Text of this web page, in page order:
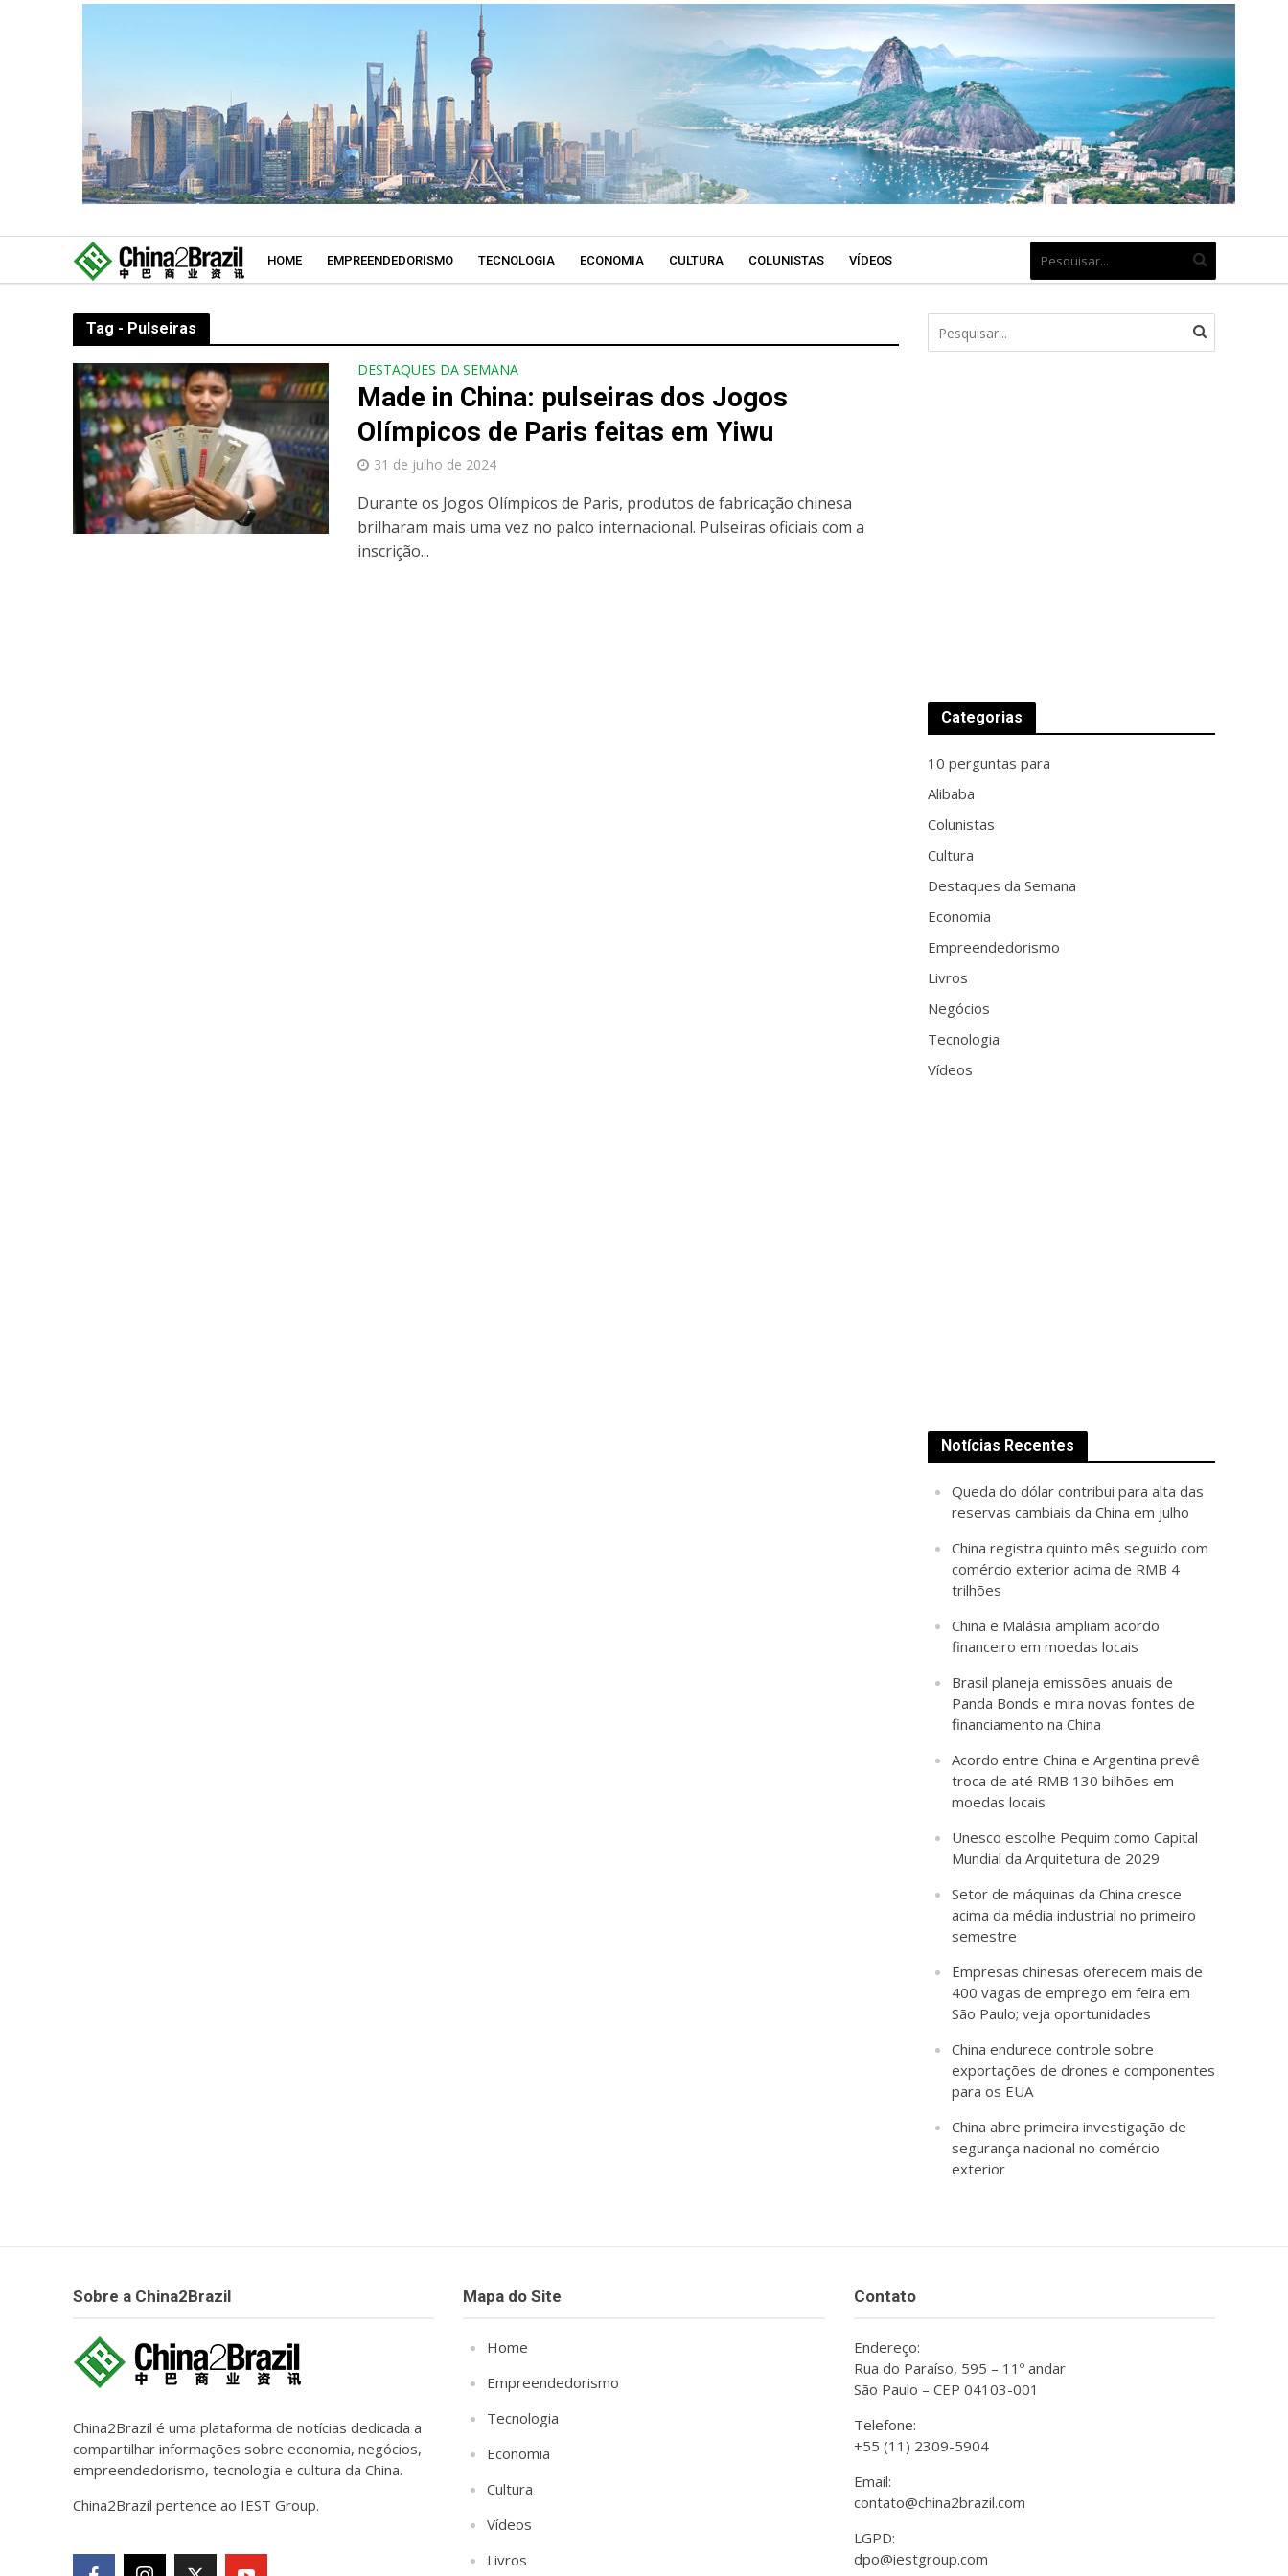
HOME EMPREENDEDORISMO TECNOLOGIA ECONOMIA CULTURA COLUNISTAS VÍDEOS
Tag - Pulseiras
DESTAQUES DA SEMANA
Made in China: pulseiras dos Jogos
Olímpicos de Paris feitas em Yiwu
31 de julho de 2024
Durante os Jogos Olímpicos de Paris, produtos de fabricação chinesa
brilharam mais uma vez no palco internacional. Pulseiras oficiais com a
inscrição...
Categorias
10 perguntas para
Alibaba
Colunistas
Cultura
Destaques da Semana
Economia
Empreendedorismo
Livros
Negócios
Tecnologia
Vídeos
Notícias Recentes
Queda do dólar contribui para alta das
reservas cambiais da China em julho
China registra quinto mês seguido com
comércio exterior acima de RMB 4
trilhões
China e Malásia ampliam acordo
financeiro em moedas locais
Brasil planeja emissões anuais de
Panda Bonds e mira novas fontes de
financiamento na China
Acordo entre China e Argentina prevê
troca de até RMB 130 bilhões em
moedas locais
Unesco escolhe Pequim como Capital
Mundial da Arquitetura de 2029
Setor de máquinas da China cresce
acima da média industrial no primeiro
semestre
Empresas chinesas oferecem mais de
400 vagas de emprego em feira em
São Paulo; veja oportunidades
China endurece controle sobre
exportações de drones e componentes
para os EUA
China abre primeira investigação de
segurança nacional no comércio
exterior
Sobre a China2Brazil
China2Brazil é uma plataforma de notícias dedicada a
compartilhar informações sobre economia, negócios,
empreendedorismo, tecnologia e cultura da China.
China2Brazil pertence ao IEST Group.
Mapa do Site
Home
Empreendedorismo
Tecnologia
Economia
Cultura
Vídeos
Livros
Contato
Endereço:
Rua do Paraíso, 595 – 11º andar
São Paulo – CEP 04103-001
Telefone:
+55 (11) 2309-5904
Email:
contato@china2brazil.com
LGPD:
dpo@iestgroup.com